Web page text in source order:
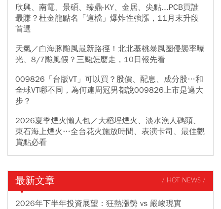
欣興、南電、景碩、臻鼎-KY、金居、尖點...PCB買誰
最賺？杜金龍點名「這檔」爆炸性強漲，11月末升段
首選
天氣／白海豚颱風最新路徑！北北基桃暴風圈侵襲率曝
光、8/7颱風假？三颱怎麼走，10日報先看
009826「台版VT」可以買？股價、配息、成分股…和
全球VT哪不同，為何連周冠男都說009826上市是邁大
步？
2026夏季煙火懶人包／大稻埕煙火、淡水漁人碼頭、
東石海上煙火…全台花火施放時間、表演卡司、最佳觀
賞點必看
最新文章 / HOT NEWS /
2026年下半年投資展望：狂熱漲勢 vs 嚴峻現實